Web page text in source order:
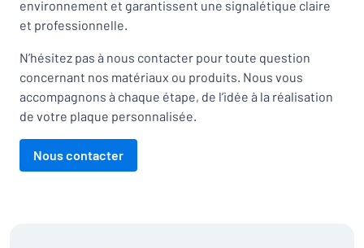
environnement et garantissent une signalétique claire
et professionnelle.
N’hésitez pas à nous contacter pour toute question
concernant nos matériaux ou produits. Nous vous
accompagnons à chaque étape, de l’idée à la réalisation
de votre plaque personnalisée.
Nous contacter